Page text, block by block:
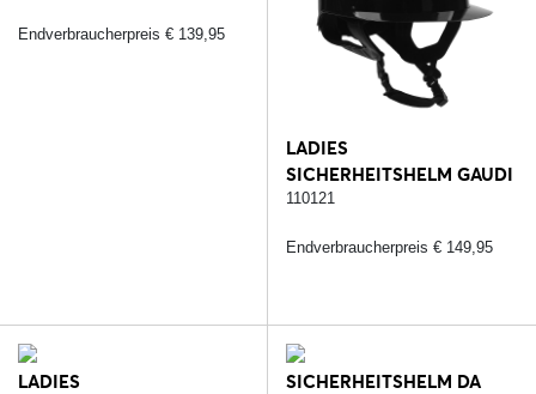
Endverbraucherpreis € 139,95
LADIES
SICHERHEITSHELM GAUDI
GLOSSY - 232.
110121
Endverbraucherpreis € 149,95
LADIES
SICHERHEITSHELM DA